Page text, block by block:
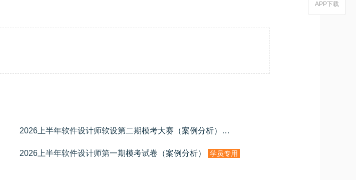
2026上半年软件设计师软设第二期模考大赛（案例分析）学员专用
2026上半年软件设计师第一期模考试卷（案例分析） 学员专用
APP下载